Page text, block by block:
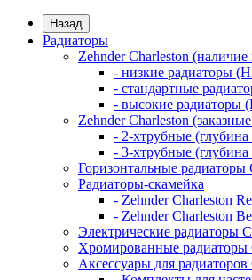
Назад
Радиаторы
Zehnder Charleston (наличие
- низкие радиаторы
- стандартные
- высокие радиаторы
Zehnder Charleston
- 2-хтрубные
- 3-хтрубные
Горизонтальные радиаторы
Радиаторы-скамейка
- Zehnder Charleston
- Zehnder Charleston
Электрические радиаторы
Хромированные радиаторы
Аксессуары для радиаторов